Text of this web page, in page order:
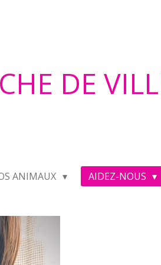
DE
ANIMAUX AIDEZ-NOUS